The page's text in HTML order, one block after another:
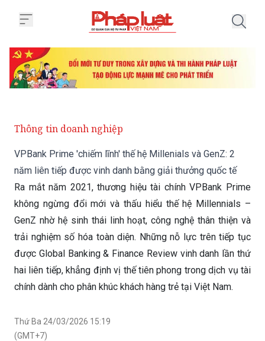
Thông tin doanh nghiệp
VPBank Prime 'chiếm lĩnh' thế hệ Millenials và GenZ: 2
năm liên tiếp được vinh danh bằng giải thưởng quốc tế
Ra mắt năm 2021, thương hiệu tài chính VPBank Prime
không ngừng đổi mới và thấu hiểu thế hệ Millennials –
GenZ nhờ hệ sinh thái linh hoạt, công nghệ thân thiện và
trải nghiệm số hóa toàn diện. Những nỗ lực trên tiếp tục
được Global Banking & Finance Review vinh danh lần thứ
hai liên tiếp, khẳng định vị thế tiên phong trong dịch vụ tài
chính dành cho phân khúc khách hàng trẻ tại Việt Nam.
Thứ Ba 24/03/2026 15:19
(GMT+7)